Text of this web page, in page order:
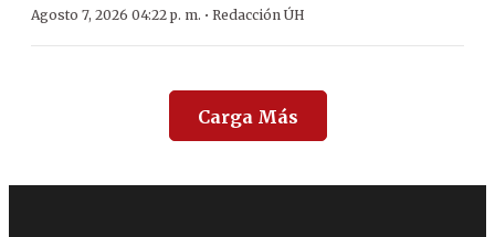
Agosto 7, 2026 04:22 p. m. · Redacción ÚH
Carga Más